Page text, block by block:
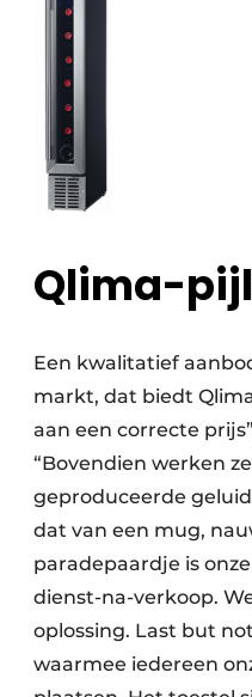
Qlima-
Een kwalitatief
markt, dat biedt
aan een correcte
“Bovendien werken
geproduceerde
dat van een mug,
paradepaardje is
dienst-na-verkoop.
oplossing. Last but
waarmee iedereen